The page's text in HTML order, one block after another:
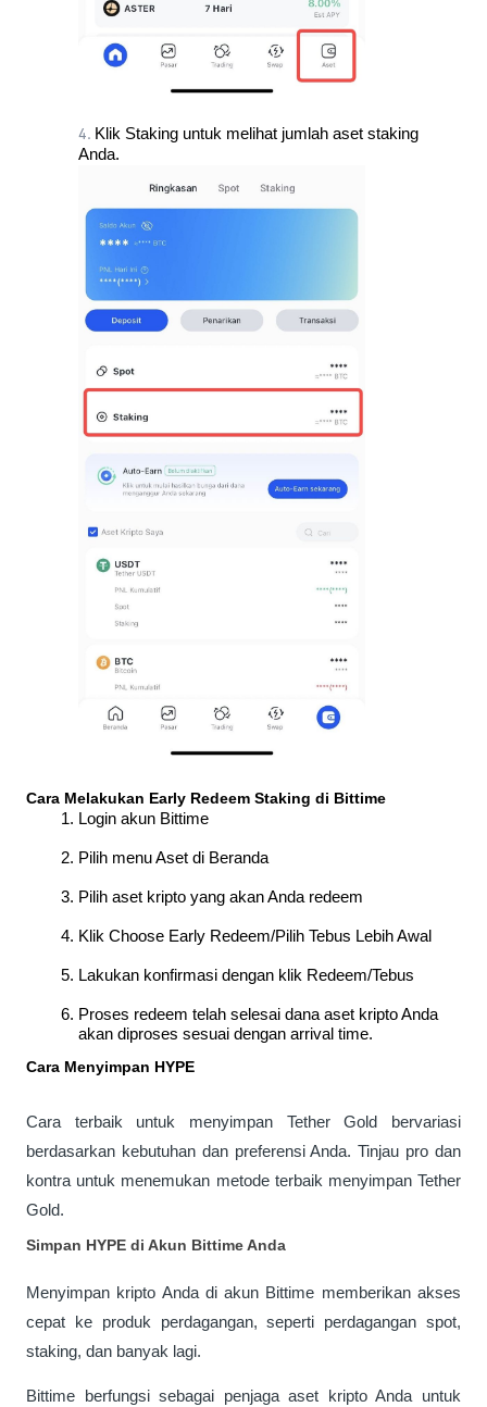
4. Klik Staking untuk melihat jumlah aset staking
Anda.
Cara Melakukan Early Redeem Staking di Bittime
Login akun Bittime
Pilih menu Aset di Beranda
Pilih aset kripto yang akan Anda redeem
Klik Choose Early Redeem/Pilih Tebus Lebih Awal
Lakukan konfirmasi dengan klik Redeem/Tebus
Proses redeem telah selesai dana aset kripto Anda
akan diproses sesuai dengan arrival time.
Cara Menyimpan HYPE
Cara terbaik untuk menyimpan Tether Gold bervariasi
berdasarkan kebutuhan dan preferensi Anda. Tinjau pro dan
kontra untuk menemukan metode terbaik menyimpan Tether
Gold.
Simpan HYPE di Akun Bittime Anda
Menyimpan kripto Anda di akun Bittime memberikan akses
cepat ke produk perdagangan, seperti perdagangan spot,
staking, dan banyak lagi.
Bittime berfungsi sebagai penjaga aset kripto Anda untuk